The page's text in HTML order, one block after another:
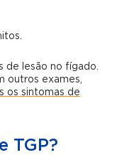
de lesão no fígado.
outros exames,
os sintomas de
TGP?